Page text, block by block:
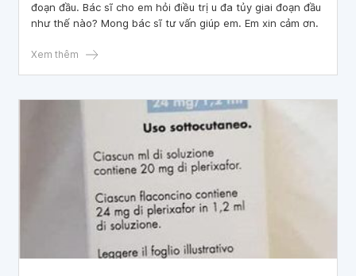
đoạn đầu. Bác sĩ cho em hỏi điều trị u đa tủy giai đoạn đầu
như thế nào? Mong bác sĩ tư vấn giúp em. Em xin cảm ơn.
Xem thêm